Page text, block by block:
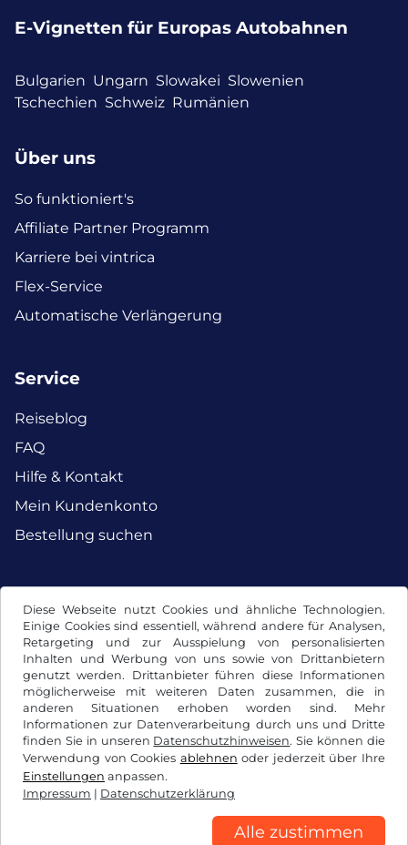
Diese Webseite nutzt Cookies und ähnliche Technologien.
Einige Cookies sind essentiell, während andere für Analysen,
Retargeting und zur Ausspielung von personalisierten
Inhalten und Werbung von uns sowie von Drittanbietern
genutzt werden. Drittanbieter führen diese Informationen
möglicherweise mit weiteren Daten zusammen, die in
anderen Situationen erhoben worden sind. Mehr
Informationen zur Datenverarbeitung durch uns und Dritte
finden Sie in unseren Datenschutzhinweisen. Sie können die
Verwendung von Cookies ablehnen oder jederzeit über Ihre
Einstellungen anpassen.
Impressum | Datenschutzerklärung
Alle zustimmen
E-Vignetten für Europas Autobahnen
Bulgarien Ungarn Slowakei Slowenien
Tschechien Schweiz Rumänien
Über uns
So funktioniert's
Affiliate Partner Programm
Karriere bei vintrica
Flex-Service
Automatische Verlängerung
Service
Reiseblog
FAQ
Hilfe & Kontakt
Mein Kundenkonto
Bestellung suchen
Facebook Instagram
AGB / Widerrufsrecht
Datenschutzerklärung
Impressum